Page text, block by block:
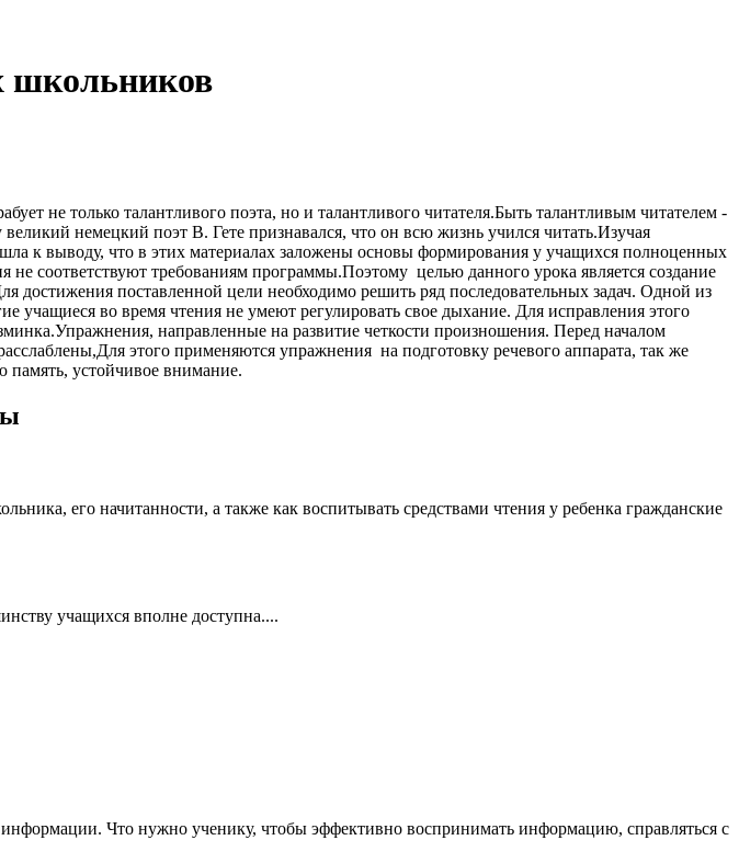
школьников
не только талантливого поэта, но и талантливого читателя.Быть талантливым читателем -
немецкий поэт В. Гете признавался, что он всю жизнь учился читать.Изучая
к выводу, что в этих материалах заложены основы формирования у учащихся полноценных
соответствуют требованиям программы.Поэтому целью данного урока является создание
достижения поставленной цели необходимо решить ряд последовательных задач. Одной из
учащиеся во время чтения не умеют регулировать свое дыхание. Для исправления этого
направленные на развитие четкости произношения. Перед началом
этого применяются упражнения на подготовку речевого аппарата, так же
память, устойчивое внимание.
его начитанности, а также как воспитывать средствами чтения у ребенка гражданские
учащихся вполне доступна....
Что нужно ученику, чтобы эффективно воспринимать информацию, справляться с